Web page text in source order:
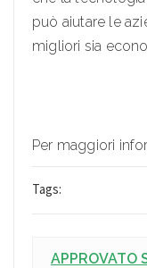
può aiutare le
migliori sia
Per maggiori
Tags:
APPROVATO